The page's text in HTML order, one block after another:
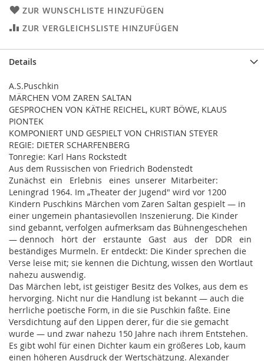
ZUR WUNSCHLISTE HINZUFÜGEN
ZUR VERGLEICHSLISTE HINZUFÜGEN
Details
A.S.Puschkin
MÄRCHEN VOM ZAREN SALTAN
GESPROCHEN VON KÄTHE REICHEL, KURT BÖWE, KLAUS
PIONTEK
KOMPONIERT UND GESPIELT VON CHRISTIAN STEYER
REGIE: DIETER SCHARFENBERG
Tonregie: Karl Hans Rockstedt
Aus dem Russischen von Friedrich Bodenstedt
Zunächst ein Erlebnis eines unserer Mitarbeiter:
Leningrad 1964. Im „Theater der Jugend" wird vor 1200
Kindern Puschkins Märchen vom Zaren Saltan gespielt — in
einer ungemein phantasievollen Inszenierung. Die Kinder
sind gebannt, verfolgen aufmerksam das Bühnengeschehen
— dennoch hört der erstaunte Gast aus der DDR ein
beständiges Murmeln. Er entdeckt: Die Kinder sprechen die
Verse leise mit; sie kennen die Dichtung, wissen den Wortlaut
nahezu auswendig.
Das Märchen lebt, ist geistiger Besitz des Volkes, aus dem es
hervorging. Nicht nur die Handlung ist bekannt — auch die
herrliche poetische Form, in die sie Puschkin faßte. Eine
Versdichtung auf den Lippen derer, für die sie gemacht
wurde — und zwar nahezu 150 Jahre nach ihrem Entstehen.
Es gibt wohl für einen Dichter kaum ein größeres Lob, kaum
einen höheren Ausdruck der Wertschätzung. Alexander